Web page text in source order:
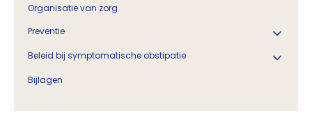
Organisatie van zorg
Preventie
Beleid bij symptomatische obstipatie
Bijlagen